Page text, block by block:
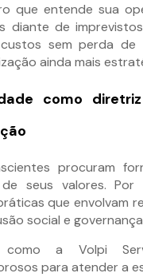
que entende sua
diante de
sem perda de
ainda mais
como
procuram
de seus valores.
que envolvam
social e
como a Volpi
para atender a